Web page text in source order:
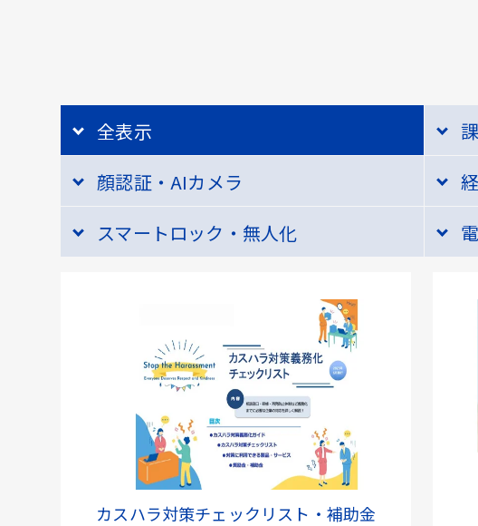
全表示
顔認証・AIカメラ
スマートロック・無人化
カスハラ対策チェックリスト・補助金